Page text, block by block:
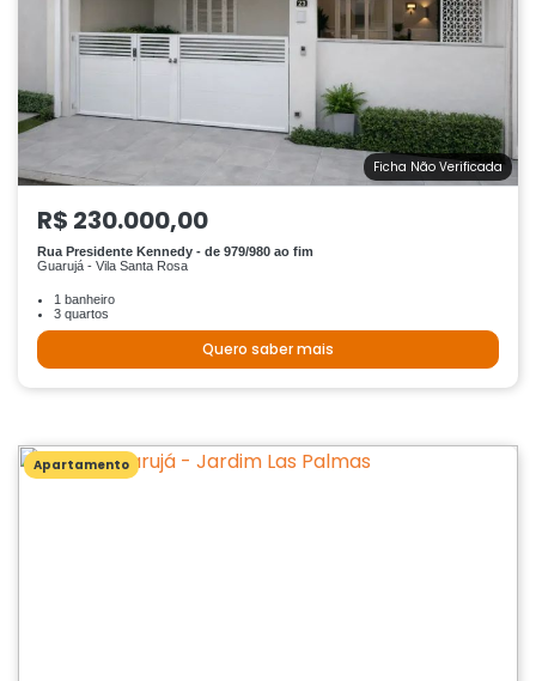
Ficha Não Verificada
R$ 230.000,00
Rua Presidente Kennedy - de 979/980 ao fim
Guarujá - Vila Santa Rosa
1 banheiro
3 quartos
Quero saber mais
Apartamento